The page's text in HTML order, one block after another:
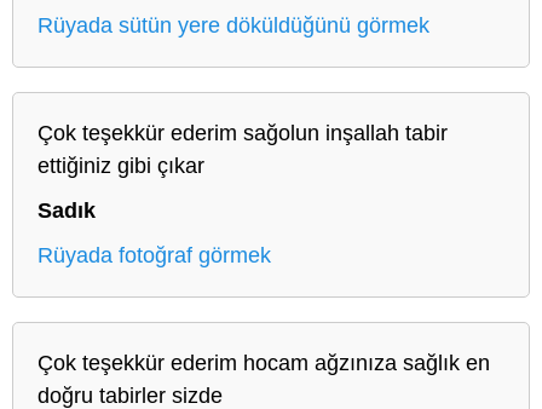
Rüyada sütün yere döküldüğünü görmek
Çok teşekkür ederim sağolun inşallah tabir
ettiğiniz gibi çıkar
Sadık
Rüyada fotoğraf görmek
Çok teşekkür ederim hocam ağzınıza sağlık en
doğru tabirler sizde